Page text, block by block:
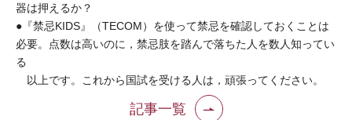
器は押えるか？
●『禁忌KIDS』（TECOM）を使って禁忌を確認しておくことは
必要。点数は高いのに，禁忌肢を踏んで落ちた人を数人知ってい
る
以上です。これから国試を受ける人は，頑張ってください。
記事一覧